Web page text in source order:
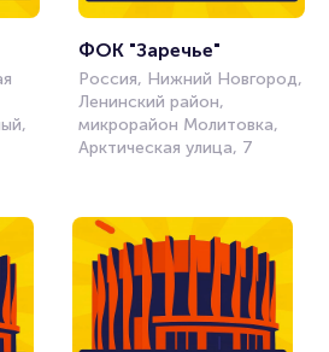
Россия, Нижний Новгород,
Ленинский район,
микрорайон Молитовка,
Арктическая улица, 7